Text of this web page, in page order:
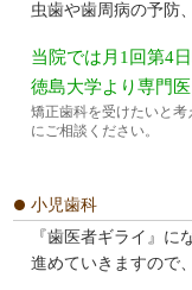
虫歯や歯周病の予防
当院では月1回第4
徳島大学より専門
矯正歯科を受けたいと
にご相談ください。
小児歯科
『歯医者ギライ』に
進めていきますので